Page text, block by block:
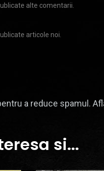
alte comentarii.
articole noi.
a reduce spamul.
si...